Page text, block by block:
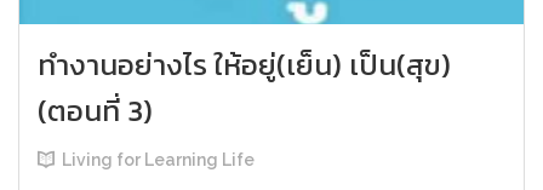
ทำงานอย่างไร ให้อยู่(เย็น) เป็น(สุข)
(ตอนที่ 3)
Living for Learning Life